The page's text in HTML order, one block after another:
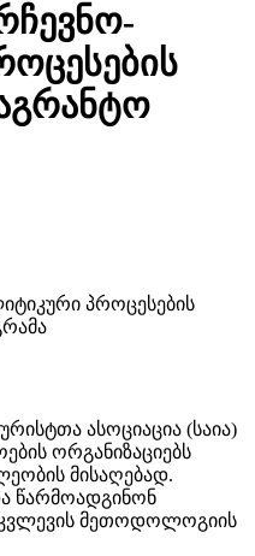
ასოციაცია (საია)
ორგანიზაციებს
მისაღებად.
წარმოადგინონ
მეთოდოლოგიის